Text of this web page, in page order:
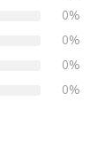
0%
0%
0%
0%